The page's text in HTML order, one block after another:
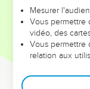
leur foi ou leur
et les saisons
Dans cette
clés pour avancer
Mesurer
Vous permettre
vidéo, des
Vous permettre
relation aux